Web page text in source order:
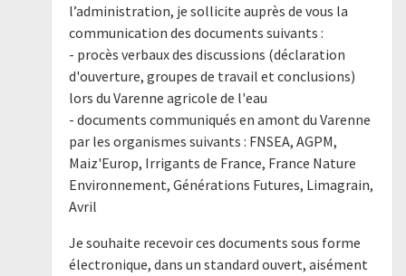
l’administration, je sollicite auprès de vous la
communication des documents suivants :
- procès verbaux des discussions (déclaration
d'ouverture, groupes de travail et conclusions)
lors du Varenne agricole de l'eau
- documents communiqués en amont du Varenne
par les organismes suivants : FNSEA, AGPM,
Maiz'Europ, Irrigants de France, France Nature
Environnement, Générations Futures, Limagrain,
Avril
Je souhaite recevoir ces documents sous forme
électronique, dans un standard ouvert, aisément